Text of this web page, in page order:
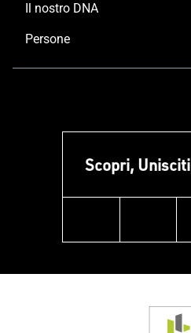
Il nostro DNA
Persone
Scopri,